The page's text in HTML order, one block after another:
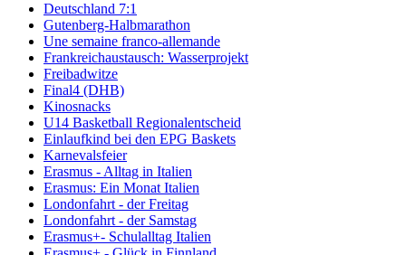
Deutschland 7:1
Gutenberg-Halbmarathon
Une semaine franco-allemande
Frankreichaustausch: Wasserprojekt
Freibadwitze
Final4 (DHB)
Kinosnacks
U14 Basketball Regionalentscheid
Einlaufkind bei den EPG Baskets
Karnevalsfeier
Erasmus - Alltag in Italien
Erasmus: Ein Monat Italien
Londonfahrt - der Freitag
Londonfahrt - der Samstag
Erasmus+- Schulalltag Italien